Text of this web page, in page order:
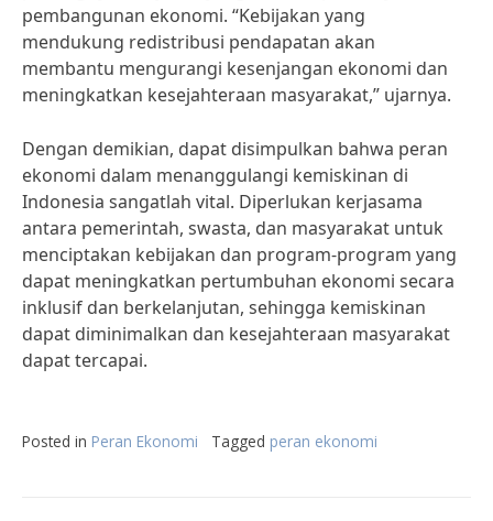
pembangunan ekonomi. “Kebijakan yang
mendukung redistribusi pendapatan akan
membantu mengurangi kesenjangan ekonomi dan
meningkatkan kesejahteraan masyarakat,” ujarnya.
Dengan demikian, dapat disimpulkan bahwa peran
ekonomi dalam menanggulangi kemiskinan di
Indonesia sangatlah vital. Diperlukan kerjasama
antara pemerintah, swasta, dan masyarakat untuk
menciptakan kebijakan dan program-program yang
dapat meningkatkan pertumbuhan ekonomi secara
inklusif dan berkelanjutan, sehingga kemiskinan
dapat diminimalkan dan kesejahteraan masyarakat
dapat tercapai.
Posted in Peran Ekonomi Tagged peran ekonomi